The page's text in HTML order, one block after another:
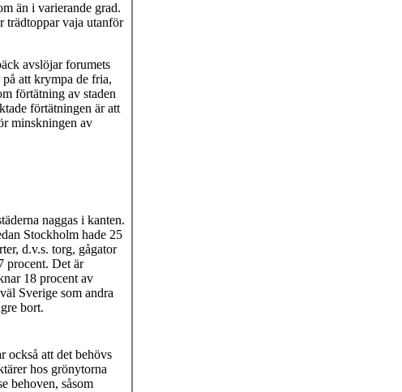
än i varierande grad.
trädtoppar vaja utanför
avslöjar forumets
att krympa de fria,
förtätning av staden
förtätningen är att
minskningen av
naggas i kanten.
Stockholm hade 25
d.v.s. torg, gågator
procent. Det är
18 procent av
Sverige som andra
bort.
också att det behövs
hos grönytorna
behoven, såsom